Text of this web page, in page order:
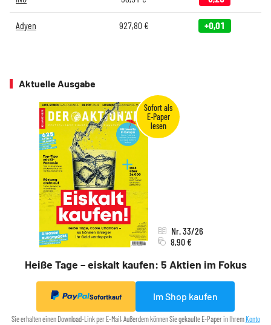
Adyen 927,80€ +0,01
Aktuelle Ausgabe
Heiße Tage – eiskalt kaufen: 5 Aktien im Fokus
Nr. 33/26
8,90 €
Sofortkauf Im Shop kaufen
Sie erhalten einen Download-Link per E-Mail. Außerdem können Sie gekaufte E-Paper in Ihrem Konto